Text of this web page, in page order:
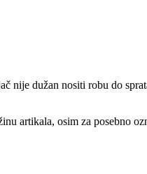
dužan nositi robu do
artikala, osim za posebno